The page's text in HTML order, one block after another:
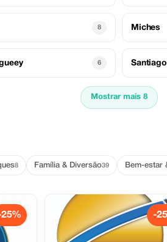
8 Miches
6
Mostrar mais 8
8 Família & Diversão39 Bem-estar
-